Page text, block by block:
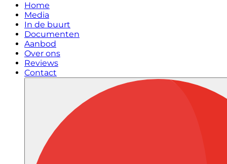
Home
Media
In de buurt
Documenten
Aanbod
Over ons
Reviews
Contact